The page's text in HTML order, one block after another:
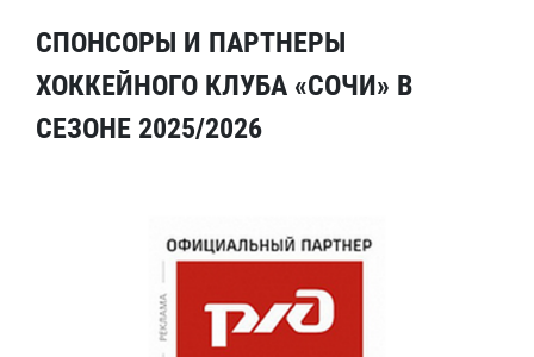
СПОНСОРЫ И ПАРТНЕРЫ
ХОККЕЙНОГО КЛУБА «СОЧИ» В
СЕЗОНЕ 2025/2026